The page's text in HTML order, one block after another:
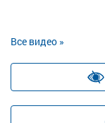
Все видео »